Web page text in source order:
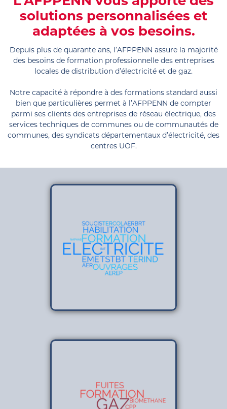
solutions personnalisées et
adaptées à vos besoins.
Depuis plus de quarante ans, l’AFPPENN assure la majorité
des besoins de formation professionnelle des entreprises
locales de distribution d’électricité et de gaz.
Notre capacité à répondre à des formations standard aussi
bien que particulières permet à l’AFPPENN de compter
parmi ses clients des entreprises de réseau électrique, des
services techniques de communes ou de communautés de
communes, des syndicats départementaux d’électricité, des
centres UOF.